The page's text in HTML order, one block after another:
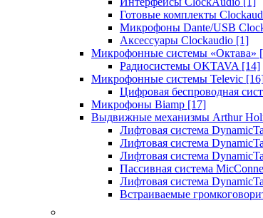
Готовые комплекты
Микрофоны Dante/USB
Аксессуары Clockaudio [1]
Микрофонные системы «Октава»
Радиосистемы OKTAVA [14]
Микрофонные системы Televic
Цифровая беспроводная
Микрофоны Biamp [17]
Выдвижные механизмы Arthur
Лифтовая система
Лифтовая система
Лифтовая система
Пассивная система
Лифтовая система
Встраиваемые